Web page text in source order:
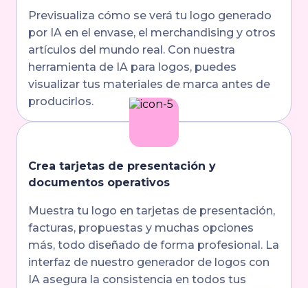
Previsualiza cómo se verá tu logo generado
por IA en el envase, el merchandising y otros
artículos del mundo real. Con nuestra
herramienta de IA para logos, puedes
visualizar tus materiales de marca antes de
producirlos.
Crea tarjetas de presentación y
documentos operativos
Muestra tu logo en tarjetas de presentación,
facturas, propuestas y muchas opciones
más, todo diseñado de forma profesional. La
interfaz de nuestro generador de logos con
IA asegura la consistencia en todos tus